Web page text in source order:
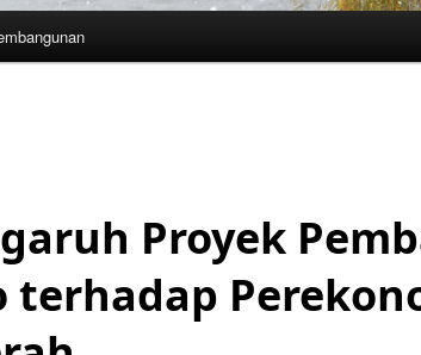
Proyek
terhadap